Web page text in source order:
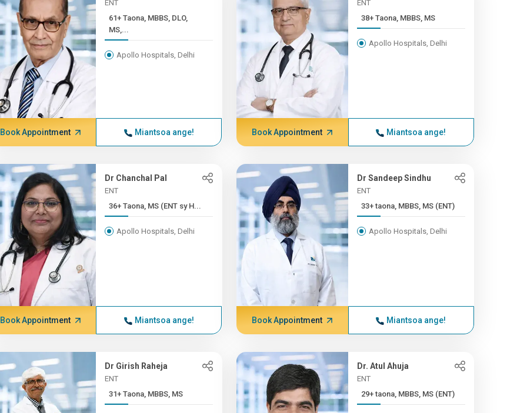
ENT
61+ Taona, MBBS, DLO,
MS,...
Apollo Hospitals, Delhi
Book Appointment Miantsoa ange!
ENT
38+ Taona, MBBS, MS
Apollo Hospitals, Delhi
Book Appointment Miantsoa ange!
Dr Chanchal Pal
ENT
36+ Taona, MS (ENT sy H...
Apollo Hospitals, Delhi
Book Appointment Miantsoa ange!
Dr Sandeep Sindhu
ENT
33+ taona, MBBS, MS (ENT)
Apollo Hospitals, Delhi
Book Appointment Miantsoa ange!
Dr Girish Raheja
ENT
31+ Taona, MBBS, MS
Dr. Atul Ahuja
ENT
29+ taona, MBBS, MS (ENT)